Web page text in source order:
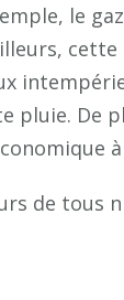
le
pluie. De
de tous